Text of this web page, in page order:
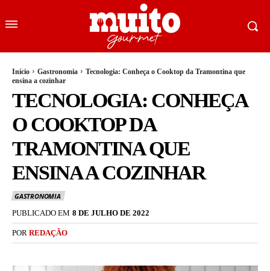
Início Gastronomia
Tecnologia: Conheça o Cooktop da Tramontina que
ensina a cozinhar
TECNOLOGIA: CONHEÇA
O COOKTOP DA
TRAMONTINA QUE
ENSINA A COZINHAR
GASTRONOMIA
PUBLICADO EM 8 DE JULHO DE 2022
POR REDAÇÃO